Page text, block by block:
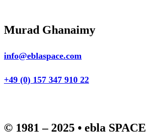
Murad Ghanaimy
info@eblaspace.com
+49 (0) 157 347 910 22
© 1981 – 2025 • ebla SPACE